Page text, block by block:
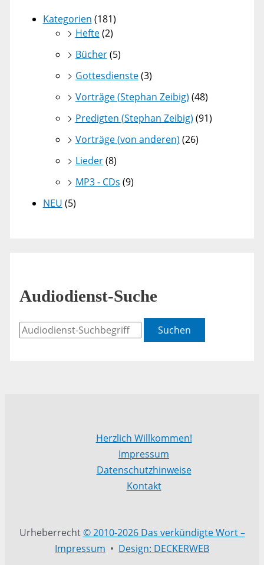
Kategorien (181)
Hefte(2)
Bücher(5)
Gottesdienste(3)
Vorträge (Stephan Zeibig) (48)
Predigten (Stephan Zeibig) (91)
Vorträge (von anderen) (26)
Lieder(8)
MP3 - CDs (9)
NEU (5)
Audiodienst-Suche
Suchen
Herzlich Willkommen!
Impressum
Datenschutzhinweise
Kontakt
Urheberrecht© 2010-2026 Das verkündigte Wort –
Impressum • Design: DECKERWEB